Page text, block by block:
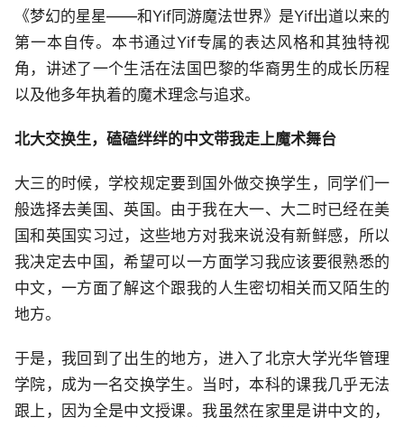
《梦幻的星星——和Yif同游魔法世界》是Yif出道以来的
第一本自传。本书通过Yif专属的表达风格和其独特视
角，讲述了一个生活在法国巴黎的华裔男生的成长历程
以及他多年执着的魔术理念与追求。
北大交换生，磕磕绊绊的中文带我走上魔术舞台
大三的时候，学校规定要到国外做交换学生，同学们一
般选择去美国、英国。由于我在大一、大二时已经在美
国和英国实习过，这些地方对我来说没有新鲜感，所以
我决定去中国，希望可以一方面学习我应该要很熟悉的
中文，一方面了解这个跟我的人生密切相关而又陌生的
地方。
于是，我回到了出生的地方，进入了北京大学光华管理
学院，成为一名交换学生。当时，本科的课我几乎无法
跟上，因为全是中文授课。我虽然在家里是讲中文的，